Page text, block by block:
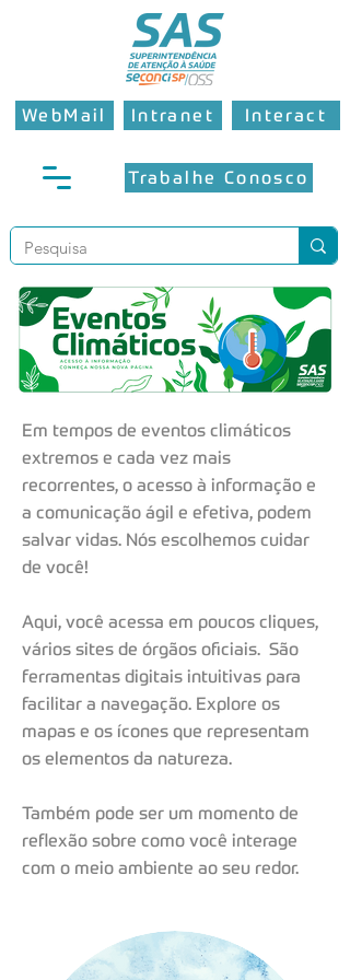
WebMail Intranet
Trabalhe Conosco
Interact
Em tempos de eventos climáticos
extremos e cada vez mais
recorrentes, o acesso à informação e
a comunicação ágil e efetiva, podem
salvar vidas. Nós escolhemos cuidar
de você!
Aqui, você acessa em poucos cliques,
vários sites de órgãos oficiais. São
ferramentas digitais intuitivas para
facilitar a navegação. Explore os
mapas e os ícones que representam
os elementos da natureza.
Também pode ser um momento de
reflexão sobre como você interage
com o meio ambiente ao seu redor.